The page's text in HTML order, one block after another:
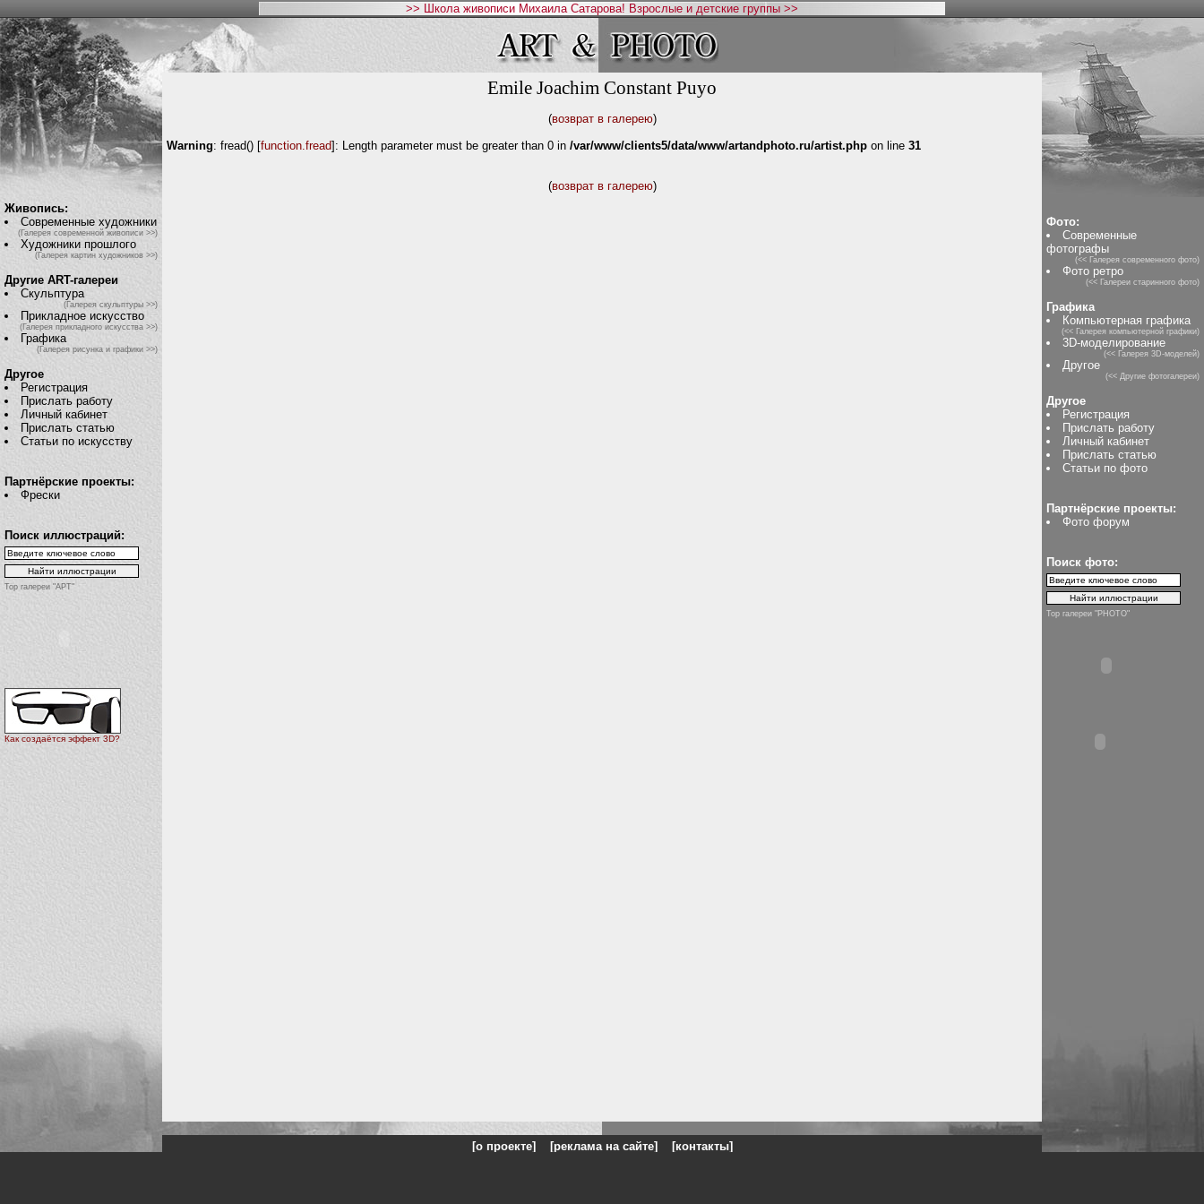
>> Школа живописи Михаила Сатарова! Взрослые и детские группы >>
Живопись:
Современные художники
(Галерея современной живописи >>)
Художники прошлого
(Галерея картин художников >>)
Другие ART-галереи
Скульптура
(Галерея скульптуры >>)
Прикладное искусство
(Галерея прикладного искусства >>)
Графика
(Галерея рисунка и графики >>)
Другое
Регистрация
Прислать работу
Личный кабинет
Прислать статью
Статьи по искусству
Партнёрские проекты:
Фрески
Поиск иллюстраций:
Top галереи "АРТ"
Как создаётся эффект 3D?
Emile Joachim Constant Puyo
(возврат в галерею)
Warning: fread() [function.fread]: Length parameter must be greater than 0 in /var/www/clients5/data/www/artandphoto.ru/artist.php on line 31
(возврат в галерею)
Фото:
Современные
фотографы
(<< Галерея современного фото)
Фото ретро
(<< Галереи старинного фото)
Графика
Компьютерная графика
(<< Галерея компьютерной графики)
3D-моделирование
(<< Галерея 3D-моделей)
Другое
(<< Другие фотогалереи)
Другое
Регистрация
Прислать работу
Личный кабинет
Прислать статью
Статьи по фото
Партнёрские проекты:
Фото форум
Поиск фото:
Top галереи "PHOTO"
[о проекте] [реклама на сайте] [контакты]